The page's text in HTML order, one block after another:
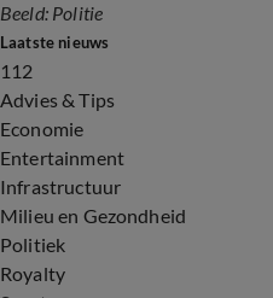
Beeld: Politie
Laatste nieuws
112
Advies & Tips
Economie
Entertainment
Infrastructuur
Milieu en Gezondheid
Politiek
Royalty